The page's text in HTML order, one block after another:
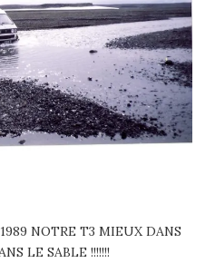
NOTRE T3 MIEUX DANS
LE SABLE !!!!!!!